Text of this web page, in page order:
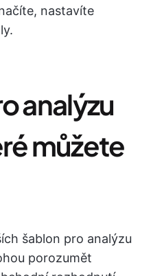
nastavíte
analýzu
můžete
šablon pro analýzu
porozumět